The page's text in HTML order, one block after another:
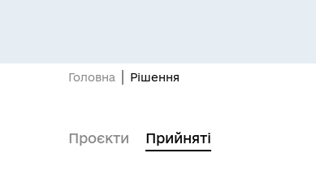
Головна Рішення
Проєкти Прийняті